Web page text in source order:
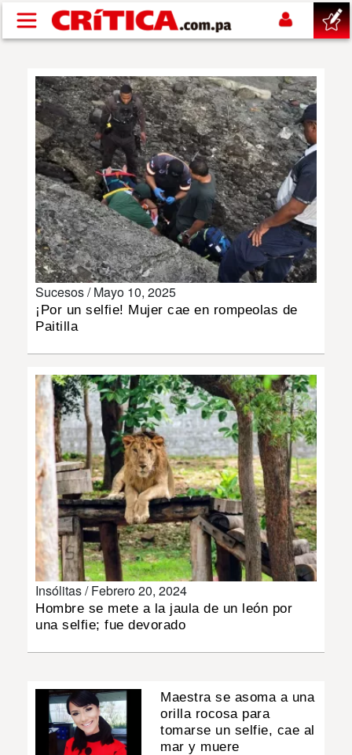
Pasar al contenido principal
SUCESOS
NACIONAL
POLÍTICA
SHOW
DEPORTES
INSÓLITAS
MULTIMEDIA
IMPRESO
Sucesos /Mayo 10, 2025
¡Por un selfie! Mujer cae en rompeolas de
Paitilla
Insólitas /Febrero 20, 2024
Hombre se mete a la jaula de un león por
una selfie; fue devorado
Maestra se asoma a una
orilla rocosa para
tomarse un selfie, cae al
mar y muere